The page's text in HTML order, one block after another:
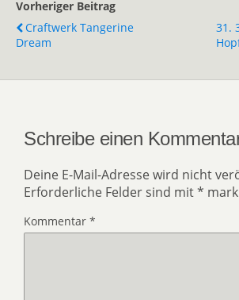
Vorheriger Beitrag
Craftwerk Tangerine
Dream
31.
Schreibe einen
Deine E-Mail-Adresse wird nicht
Erforderliche Felder sind mit*
Kommentar *